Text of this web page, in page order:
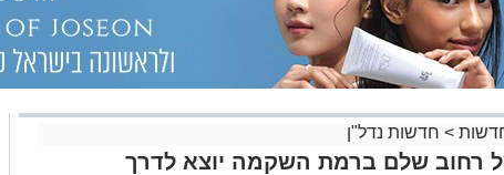
>חדשות נדל"ן
רחוב שלם ברמת השקמה יוצא לדרך